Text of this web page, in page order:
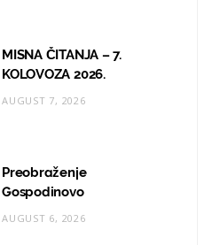
MISNA ČITANJA – 7.
KOLOVOZA 2026.
AUGUST 7, 2026
Preobraženje
Gospodinovo
AUGUST 6, 2026